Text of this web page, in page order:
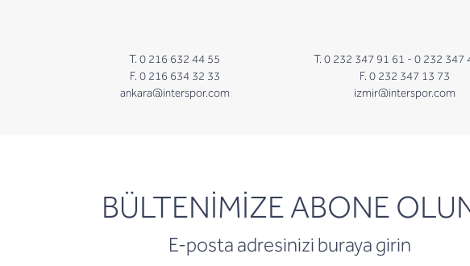
T. 0 216 632 44 55
F. 0 216 634 32 33
ankara@interspor.com
T. 0 232 347 91 61 - 0 232 347
F. 0 232 347 13 73
izmir@interspor.com
BÜLTENİMİZE ABONE
E-posta adresinizi buraya girin
newsletter